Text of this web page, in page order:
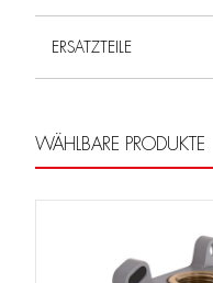
ERSATZTEILE
WÄHLBARE PRODUKTE